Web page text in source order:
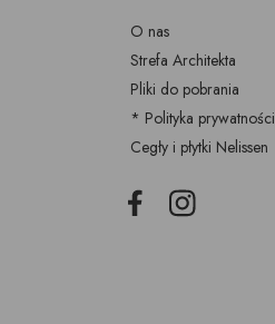
O nas
Strefa Architekta
Pliki do pobrania
* Polityka prywatności
Cegły i płytki Nelissen
FacebookInstagram